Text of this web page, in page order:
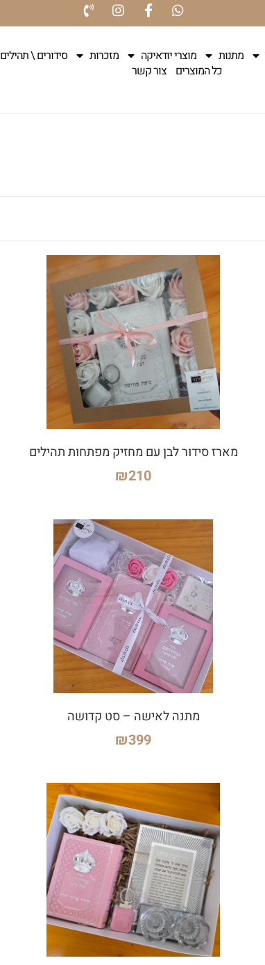
מתנות מוצרי יודאיקה מזכרות סידורים \ תהילים
כל המוצרים צור קשר
מארז סידור לבן עם מחזיק מפתחות תהילים
₪210
מתנה לאישה – סט קדושה
₪399